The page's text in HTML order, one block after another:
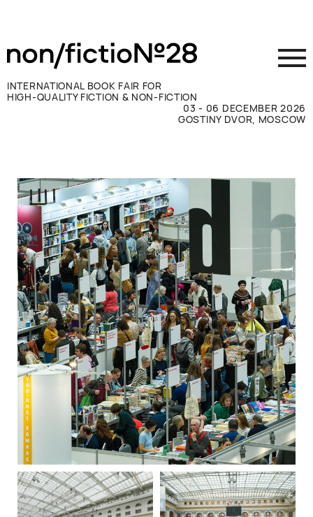
INTERNATIONAL BOOK FAIR FOR
HIGH-QUALITY FICTION & NON-FICTION
03 - 06 DECEMBER 2026
GOSTINY DVOR, MOSCOW
访客须知
新闻媒体
联系方式
ВКОНТАКТЕ TELEGRAM
RUSSIAN ENGLISH CHINESE